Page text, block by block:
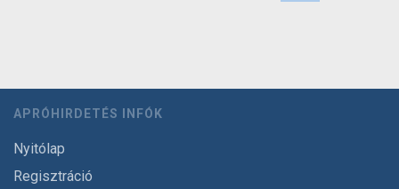
APRÓHIRDETÉS INFÓK
Nyitólap
Regisztráció